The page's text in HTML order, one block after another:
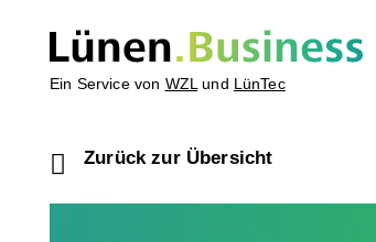
Ein Service von WZL und LünTec
Zurück zur Übersicht